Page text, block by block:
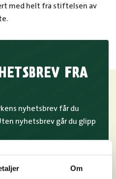
Om
med helt fra stiftelsen av
FRA
nyhetsbrev får du
nyhetsbrev går du glipp